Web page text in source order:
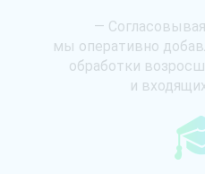
—
мы оперативно
обработки
и